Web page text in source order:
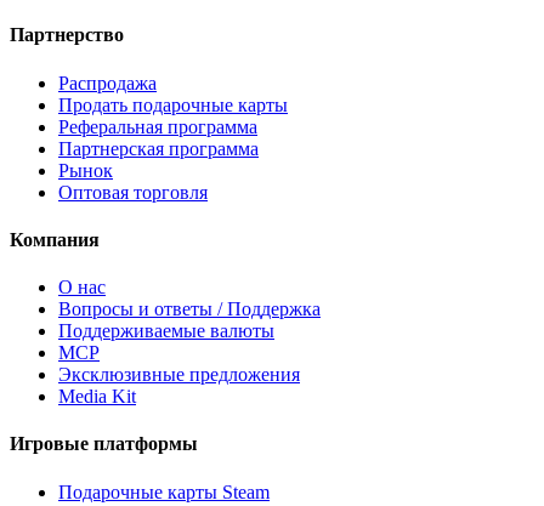
Партнерство
Распродажа
Продать подарочные карты
Реферальная программа
Партнерская программа
Рынок
Оптовая торговля
Компания
О нас
Вопросы и ответы / Поддержка
Поддерживаемые валюты
MCP
Эксклюзивные предложения
Media Kit
Игровые платформы
Подарочные карты Steam